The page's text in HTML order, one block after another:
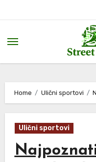
Home Ulični sportovi
Ulični sportovi